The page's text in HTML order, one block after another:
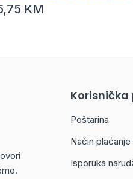
za isijecanje
KM
Korisnička
Poštarina
Način plaćanje
Isporuka